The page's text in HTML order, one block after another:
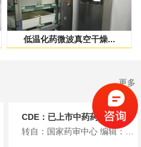
低温化药微波真空干燥...
更多
CDE：已上市中药药学变...
转自：国家药审中心 编辑：蒲公英-绿茶 4月2日，国家药审中心发布关于《已上市中药药学变更研...